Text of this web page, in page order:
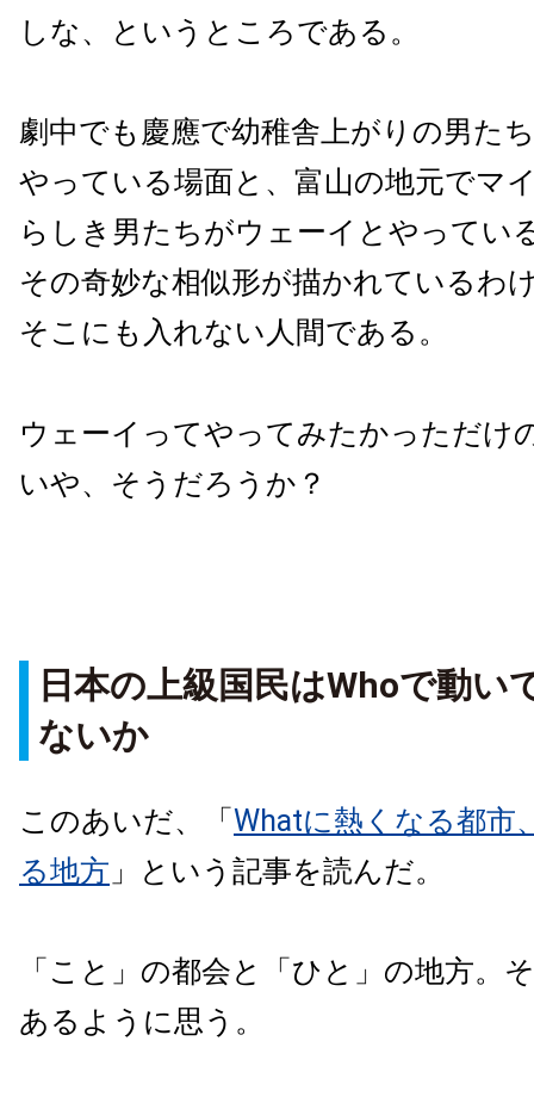
しな、というところである。
劇中でも慶應で幼稚舎上がりの男た
やっている場面と、富山の地元でマ
らしき男たちがウェーイとやってい
その奇妙な相似形が描かれているわ
そこにも入れない人間である。
ウェーイってやってみたかっただけ
いや、そうだろうか？
日本の上級国民はWhoで動い
ないか
このあいだ、「Whatに熱くなる都市
る地方 」という記事を読んだ。
「こと」の都会と「ひと」の地方。
あるように思う。